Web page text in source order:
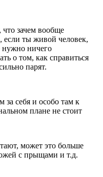
зачем вообще
если ты живой человек,
нужно ничего
о том, как справиться
парят.
себя и особо там к
плане не стоит
может это больше
с прыщами и т.д.